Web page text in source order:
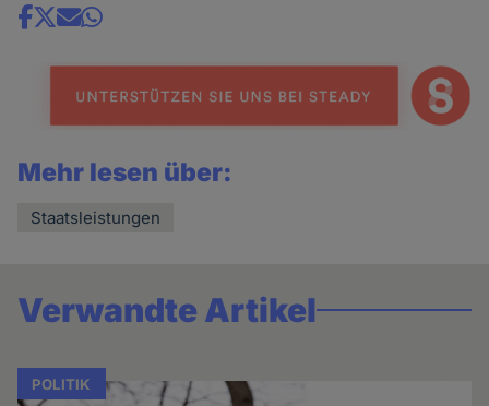
Share
news
Mehr lesen über:
Staatsleistungen
Verwandte Artikel
POLITIK